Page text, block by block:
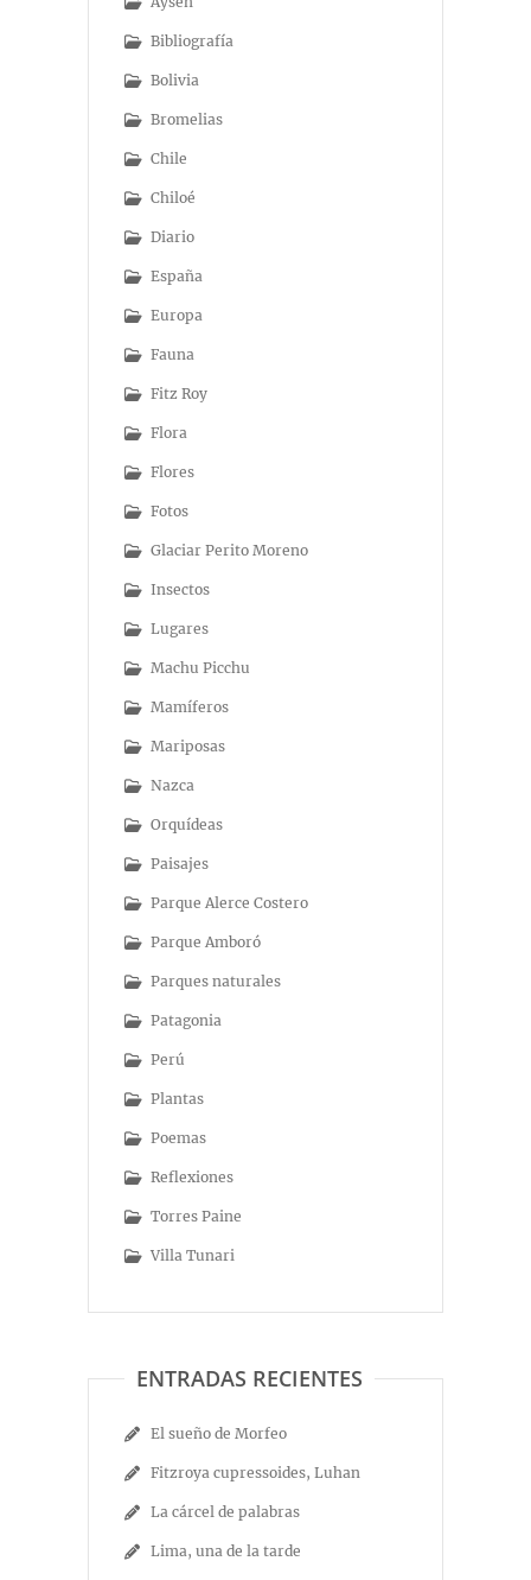
Bibliografía
Bolivia
Bromelias
Chile
Chiloé
Diario
España
Europa
Fauna
Fitz Roy
Flora
Flores
Fotos
Glaciar Perito Moreno
Insectos
Lugares
Machu Picchu
Mamíferos
Mariposas
Nazca
Orquídeas
Paisajes
Parque Alerce Costero
Parque Amboró
Parques naturales
Patagonia
Perú
Plantas
Poemas
Reflexiones
Torres Paine
Villa Tunari
ENTRADAS RECIENTES
El sueño de Morfeo
Fitzroya cupressoides, Luhan
La cárcel de palabras
Lima, una de la tarde